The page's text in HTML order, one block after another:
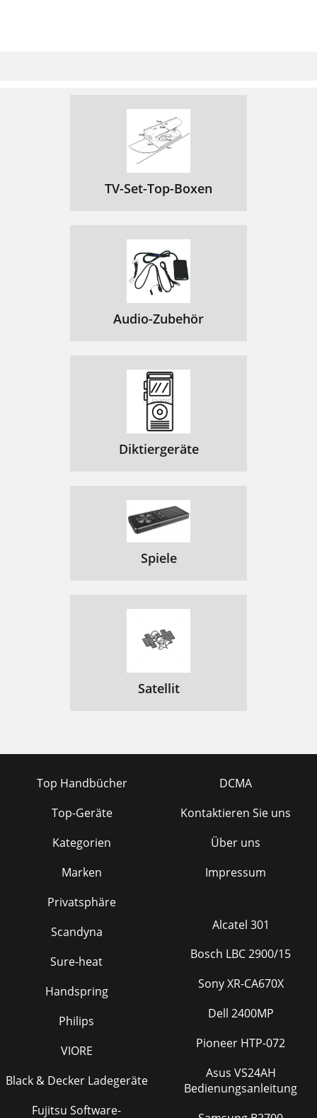
TV-Set-Top-Boxen
Audio-Zubehör
Diktiergeräte
Spiele
Satellit
Top Handbücher
Top-Geräte
Kategorien
Marken
Privatsphäre
DCMA
Kontaktieren Sie uns
Über uns
Impressum
Scandyna
Sure-heat
Handspring
Philips
VIORE
Black & Decker Ladegeräte
Fujitsu Software-
Alcatel 301
Bosch LBC 2900/15
Sony XR-CA670X
Dell 2400MP
Pioneer HTP-072
Asus VS24AH
Bedienungsanleitung